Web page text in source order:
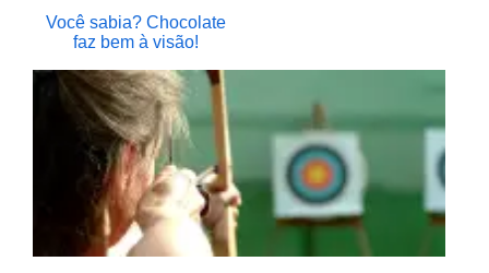
Você sabia? Chocolate
faz bem à visão!